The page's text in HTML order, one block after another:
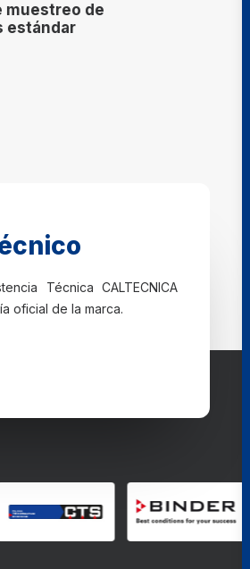
comparativa de
(ISO 16000-28)
Técnica CALTECNICA
oficial de la marca.